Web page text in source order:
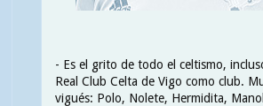
- Es el grito de todo el celtismo,
Real Club Celta de Vigo como club.
vigués: Polo, Nolete, Hermidita,